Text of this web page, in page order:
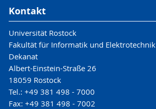
Kontakt
Universität Rostock
Fakultät für Informatik und Elektrotechnik
Dekanat
Albert-Einstein-Straße 26
18059 Rostock
Tel.: +49 381 498 - 7000
Fax: +49 381 498 - 7002